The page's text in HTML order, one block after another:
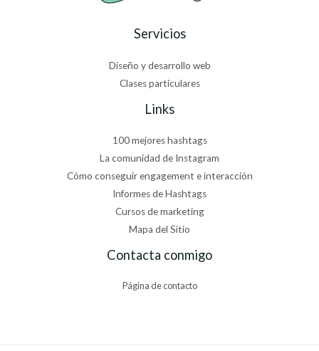
Servicios
Diseño y desarrollo web
Clases particulares
Links
100 mejores hashtags
La comunidad de Instagram
Cómo conseguir engagement e interacción
Informes de Hashtags
Cursos de marketing
Mapa del Sitio
Contacta conmigo
Página de contacto